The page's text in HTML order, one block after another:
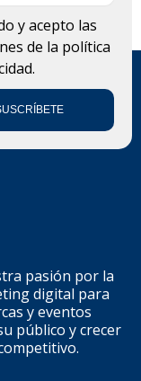
y acepto las
de la política
pasión por la
digital para
y eventos
público y crecer